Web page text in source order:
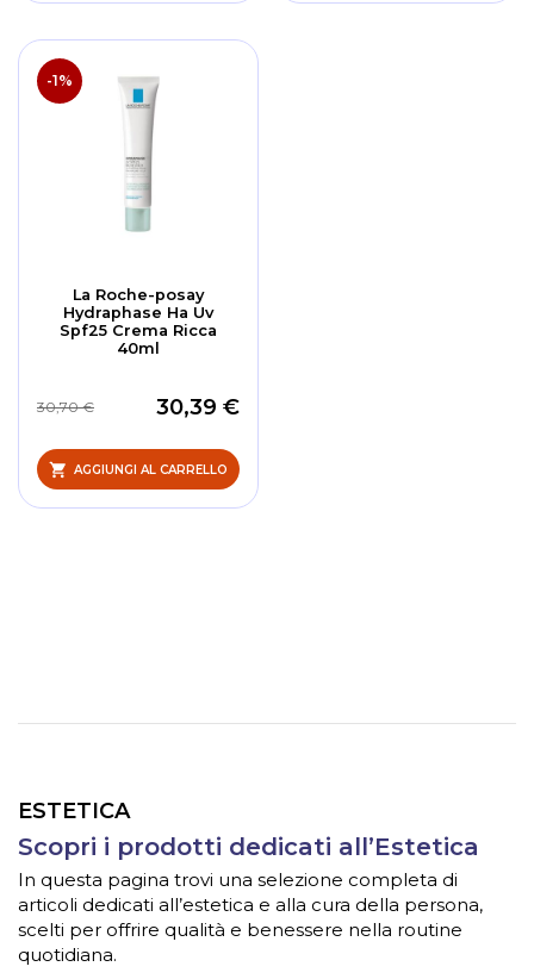
-1%
La Roche-posay
Hydraphase Ha Uv
Spf25 Crema Ricca
40ml
30,39 €
30,70 €
AGGIUNGI AL CARRELLO
ESTETICA
Scopri i prodotti dedicati all’Estetica
In questa pagina trovi una selezione completa di
articoli dedicati all’estetica e alla cura della persona,
scelti per offrire qualità e benessere nella routine
quotidiana.